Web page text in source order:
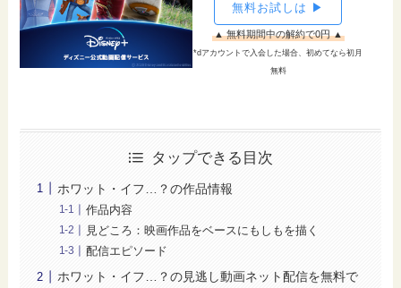
無料お試しは ▶
▲ 無料期間中の解約で0円 ▲
*dアカウントで入会した場合、初めてなら初月
無料
タップできる目次
ホワット・イフ…？の作品情報
作品内容
見どころ：映画作品をベースにもしもを描く
配信エピソード
ホワット・イフ…？の見逃し動画ネット配信を無料で